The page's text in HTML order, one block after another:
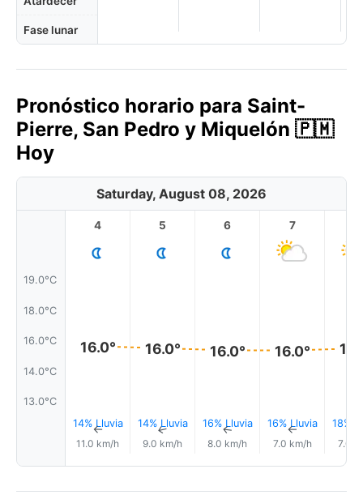
Fase lunar
Pronóstico horario para Saint-
Pierre, San Pedro y Miquelón 🇵🇲
Hoy
Saturday, August 08, 2026
19.0°C
18.0°C
16.0°C
14.0°C
13.0°C
4
16.0°
14% Lluvia
↑
11.0 km/h
5
16.0°
14% Lluvia
↑
9.0 km/h
6
16.0°
16% Lluvia
↑
8.0 km/h
7
16.0°
16% Lluvia
↑
7.0 km/h
18%
7.0